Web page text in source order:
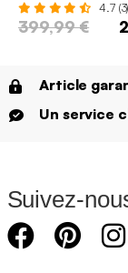
4.7 (3)
399,99 €
Article
Un service
Suivez-